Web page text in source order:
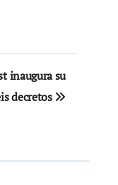
inaugura su
decretos